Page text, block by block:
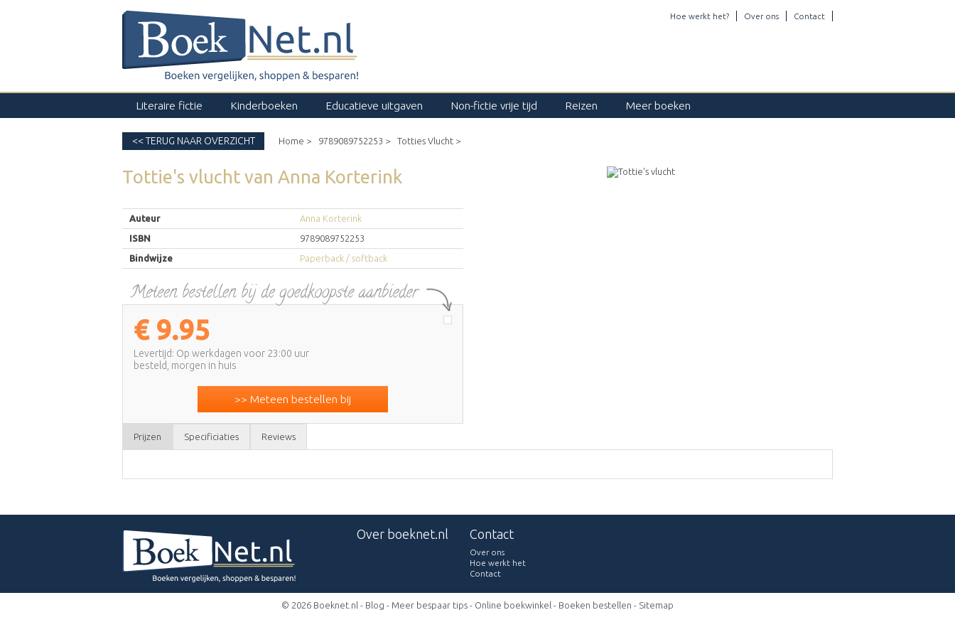
Hoe werkt het? Over ons Contact
Literaire fictie Kinderboeken Educatieve uitgaven Non-fictie vrije tijd Reizen Meer boeken
<< TERUG NAAR OVERZICHT Home > 9789089752253 > Totties Vlucht >
Tottie's vlucht van Anna Korterink
Auteur
Anna Korterink
ISBN
9789089752253
Bindwijze
Paperback / softback
€ 9.95
Levertijd: Op werkdagen voor 23:00 uur
besteld, morgen in huis
>> Meteen bestellen bij
Prijzen Specificiaties Reviews
Over boeknet.nl Contact
Over ons
Hoe werkt het
Contact
© 2026 Boeknet.nl - Blog - Meer bespaar tips - Online boekwinkel - Boeken bestellen - Sitemap